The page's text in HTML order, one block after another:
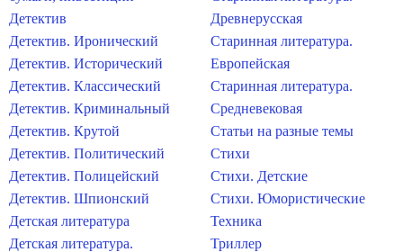
Детектив
Детектив. Иронический
Детектив. Исторический
Детектив. Классический
Детектив. Криминальный
Детектив. Крутой
Детектив. Политический
Детектив. Полицейский
Детектив. Шпионский
Детская литература
Детская литература.
Древнерусская
Старинная литература.
Европейская
Старинная литература.
Средневековая
Статьи на разные темы
Стихи
Стихи. Детские
Стихи. Юмористические
Техника
Триллер